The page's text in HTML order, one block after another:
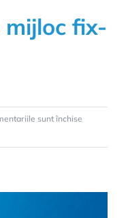
fix-
sunt închise
vanzare